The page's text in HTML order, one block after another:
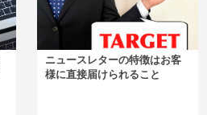
ニュースレターの特徴はお客
様に直接届けられること